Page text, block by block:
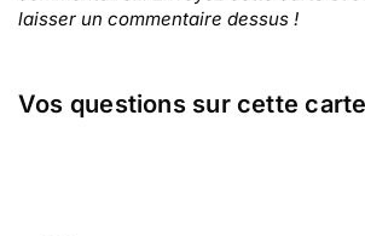
laisser un commentaire dessus !
Vos questions sur cette carte